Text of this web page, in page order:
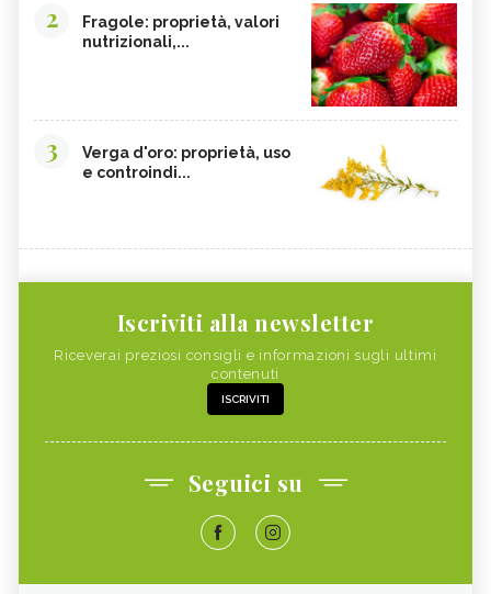
2
Fragole: proprietà, valori
nutrizionali,...
3
Verga d'oro: proprietà, uso
e controindi...
Iscriviti alla newsletter
Riceverai preziosi consigli e informazioni sugli ultimi
contenuti
ISCRIVITI
Seguici su